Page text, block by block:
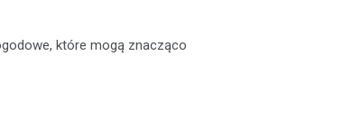
które mogą znacząco